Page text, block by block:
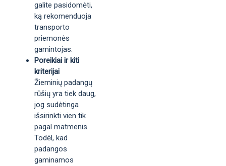
galite pasidomėti,
ką rekomenduoja
transporto
priemonės
gamintojas.
Poreikiai ir kiti
kriterijai
Žieminių padangų
rūšių yra tiek daug,
jog sudėtinga
išsirinkti vien tik
pagal matmenis.
Todėl, kad
padangos
gaminamos